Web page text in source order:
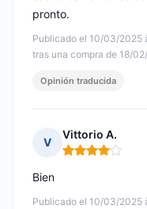
Publicado el 10/03/2025
tras una compra de 18/
pronto.
Opinión traducida
V
Vittorio A.
Nota: 4 de 5
Publicado el 10/03/2025
Bien